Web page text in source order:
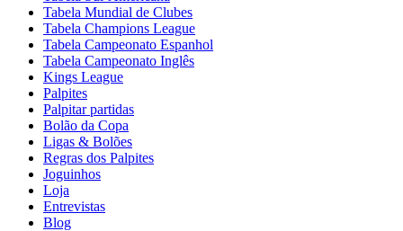
Tabela Mundial de Clubes
Tabela Champions League
Tabela Campeonato Espanhol
Tabela Campeonato Inglês
Kings League
Palpites
Palpitar partidas
Bolão da Copa
Ligas & Bolões
Regras dos Palpites
Joguinhos
Loja
Entrevistas
Blog